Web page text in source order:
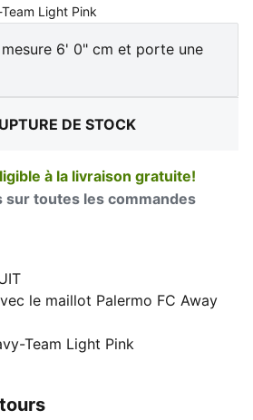
Light Pink
mesure 6' 0" cm et porte une
DE STOCK
à la livraison gratuite!
sur toutes les commandes
le maillot Palermo FC Away
d'héritage et de
horizontales bleu marine
maillot rend hommage à
d'inspiration rétro ajoute
Team Light Pink